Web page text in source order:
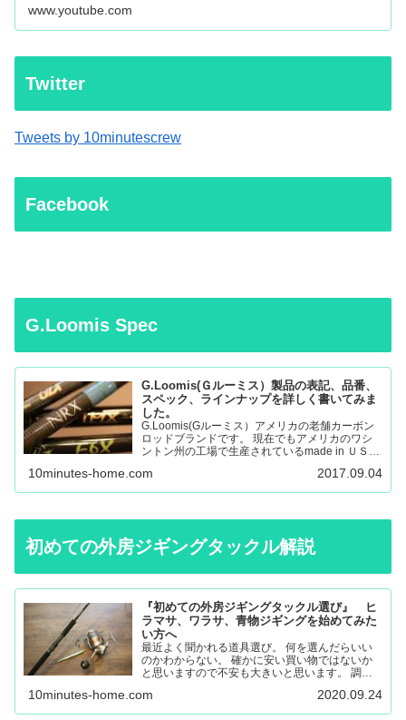
www.youtube.com
Twitter
Tweets by 10minutescrew
Facebook
G.Loomis Spec
G.Loomis(Ｇルーミス）製品の表記、品番、
スペック、ラインナップを詳しく書いてみま
した。
G.Loomis(Gルーミス）アメリカの老舗カーボン
ロッドブランドです。 現在でもアメリカのワシ
ントン州の工場で生産されているmade in ＵＳＡ
ド、、サーモントラウト、パンフィッシュ、ウォ
ール…
10minutes-home.com 2017.09.04
初めての外房ジギングタックル解説
『初めての外房ジギングタックル選び』 ヒ
ラマサ、ワラサ、青物ジギングを始めてみた
い方へ
最近よく聞かれる道具選び。 何を選んだらいい
のかわからない。 確かに安い買い物ではないか
と思いますので不安も大きいと思います。 調べ
ったり。 唯一の失敗しない道具選びは外房に通
いこんでいる人に聞く…
10minutes-home.com 2020.09.24